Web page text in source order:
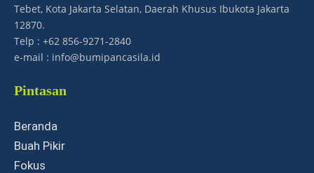
Tebet, Kota Jakarta Selatan, Daerah Khusus Ibukota Jakarta
12870.
Telp : +62 856-9271-2840
e-mail : info@bumipancasila.id
Pintasan
Beranda
Buah Pikir
Fokus